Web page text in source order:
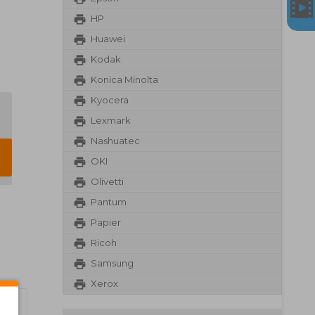
HP
Huawei
Kodak
Konica Minolta
Kyocera
Lexmark
Nashuatec
OKI
Olivetti
Pantum
Papier
Ricoh
Samsung
Xerox